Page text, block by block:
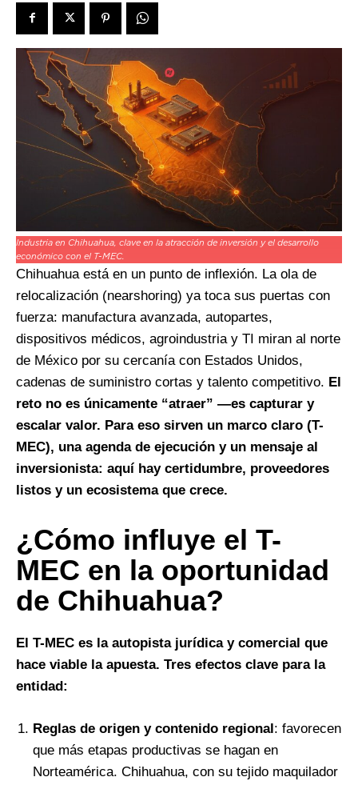
Industria en Chihuahua, clave en la atracción de inversión y el desarrollo
económico con el T-MEC.
Chihuahua está en un punto de inflexión. La ola de
relocalización (nearshoring) ya toca sus puertas con
fuerza: manufactura avanzada, autopartes,
dispositivos médicos, agroindustria y TI miran al norte
de México por su cercanía con Estados Unidos,
cadenas de suministro cortas y talento competitivo. El
reto no es únicamente “atraer” —es capturar y
escalar valor. Para eso sirven un marco claro (T-
MEC), una agenda de ejecución y un mensaje al
inversionista: aquí hay certidumbre, proveedores
listos y un ecosistema que crece.
¿Cómo influye el T-
MEC en la oportunidad
de Chihuahua?
El T-MEC es la autopista jurídica y comercial que
hace viable la apuesta. Tres efectos clave para la
entidad:
Reglas de origen y contenido regional : favorecen
que más etapas productivas se hagan en
Norteamérica. Chihuahua, con su tejido maquilador